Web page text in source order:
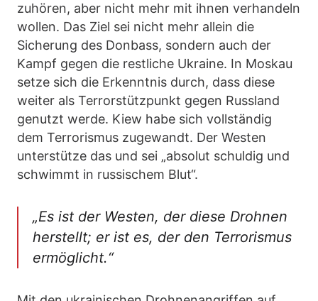
zuhören, aber nicht mehr mit ihnen verhandeln
wollen. Das Ziel sei nicht mehr allein die
Sicherung des Donbass, sondern auch der
Kampf gegen die restliche Ukraine. In Moskau
setze sich die Erkenntnis durch, dass diese
weiter als Terrorstützpunkt gegen Russland
genutzt werde. Kiew habe sich vollständig
dem Terrorismus zugewandt. Der Westen
unterstütze das und sei „absolut schuldig und
schwimmt in russischem Blut“.
„Es ist der Westen, der diese Drohnen
herstellt; er ist es, der den Terrorismus
ermöglicht.“